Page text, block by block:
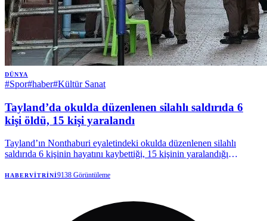
DÜNYA
#Spor#haber#Kültür Sanat
Tayland’da okulda düzenlenen silahlı saldırıda 6
kişi öldü, 15 kişi yaralandı
Tayland’ın Nonthaburi eyaletindeki okulda düzenlenen silahlı
saldırıda 6 kişinin hayatını kaybettiği, 15 kişinin yaralandığı
HABERVITRINI9138 Görüntüleme